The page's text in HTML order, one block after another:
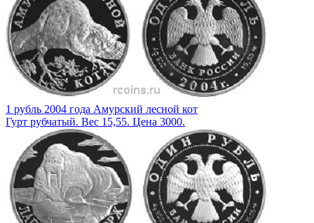
1 рубль 2004 года Амурский лесной кот
Гурт рубчатый. Вес 15,55. Цена 3000.